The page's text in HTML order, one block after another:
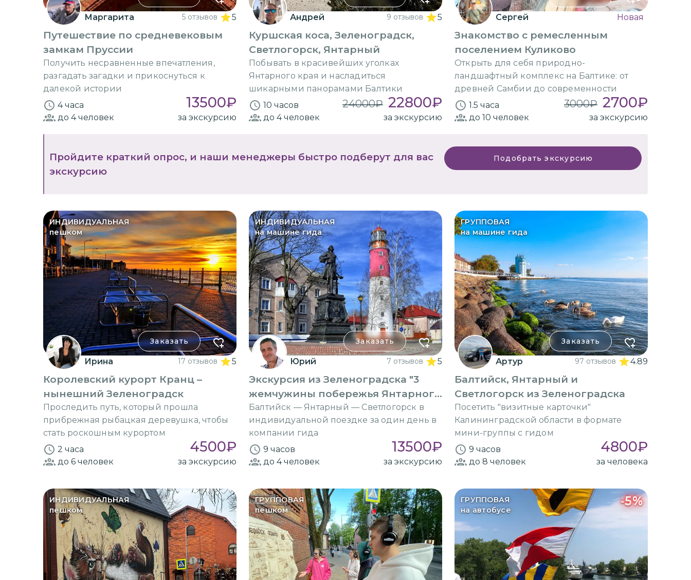
Маргарита 5 отзывов 5
Путешествие по средневековым
замкам Пруссии
Получить несравненные впечатления,
разгадать загадки и прикоснуться к
далекой истории
4 часа
13500₽
до 4человек за экскурсию
Андрей 9 отзывов 5
Куршская коса, Зеленоградск,
Светлогорск, Янтарный
Побывать в красивейших уголках
Янтарного края и насладиться
шикарными панорамами Балтики
10 часов
24000₽ 22800₽
до 4человек за экскурсию
Сергей Новая
Знакомство с ремесленным
поселением Куликово
Открыть для себя природно-
ландшафтный комплекс на Балтике: от
древней Самбии до современности
1.5 часа
3000₽ 2700₽
до 10 человек за экскурсию
Пройдите краткий опрос, и наши менеджеры быстро подберут для вас
экскурсию
Подобрать экскурсию
ИНДИВИДУАЛЬНАЯ
пешком
Заказать
Ирина 17 отзывов 5
Королевский курорт Кранц –
нынешний Зеленоградск
Проследить путь, который прошла
прибрежная рыбацкая деревушка, чтобы
стать роскошным курортом
2 часа
4500₽
до 6 человек за экскурсию
ИНДИВИДУАЛЬНАЯ
на машине гида
Заказать
Юрий 7 отзывов 5
Экскурсия из Зеленоградска "3
жемчужины побережья Янтарного
края"
Балтийск — Янтарный — Светлогорск в
индивидуальной поездке за один день в
компании гида
9 часов
13500₽
до 4человек за экскурсию
ГРУППОВАЯ
на машине гида
Заказать
Артур 97 отзывов 4.89
Балтийск, Янтарный и
Светлогорск из Зеленоградска
Посетить "визитные карточки"
Калининградской области в формате
мини-группы с гидом
9 часов
4800₽
до 8 человек за человека
ИНДИВИДУАЛЬНАЯ
пешком
ГРУППОВАЯ
пешком
ГРУППОВАЯ
на автобусе
-5%